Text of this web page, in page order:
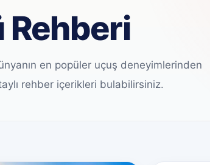
Rehberi
en popüler uçuş deneyimlerinden
rehber içerikleri bulabilirsiniz.